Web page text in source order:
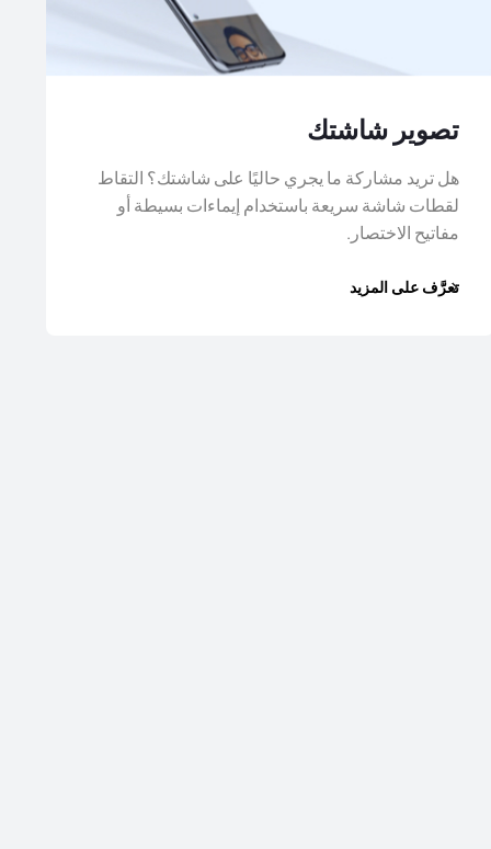
تصوير شاشتك
هل تريد مشاركة ما يجري حاليًا على شاشتك؟ التقاط
لقطات شاشة سريعة باستخدام إيماءات بسيطة أو
مفاتيح الاختصار.
تعرَّف على المزيد